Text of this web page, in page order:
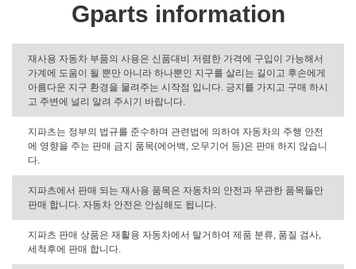
Gparts information
재사용 자동차 부품의 사용은 신품대비 저렴한 가격에 구입이 가능해서
가계에 도움이 될 뿐만 아니라 하나뿐인 지구를 살리는 길이고 후손에게
아름다운 지구 환경을 물려주는 시작점 입니다. 긍지를 가지고 구매 하시
고 주변에 널리 알려 주시기 바랍니다.
지파츠는 정부의 법규를 준수하며 관련법에 의하여 자동차의 주행 안전
에 영향을 주는 판매 금지 품목(에어백, 오무기어 등)은 판매 하지 않습니
다.
지파츠에서 판매 되는 재사용 품목은 자동차의 안전과 무관한 품목들만
판매 합니다. 자동차 안전은 안심해도 됩니다.
지파츠 판매 상품은 재활용 자동차에서 탈거하여 제품 분류, 품질 검사,
세척후에 판매 합니다.